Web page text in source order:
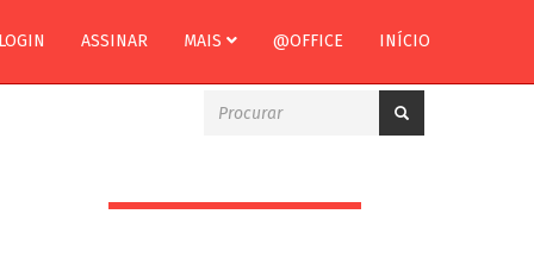
ASSINAR MAIS @OFFICE INÍCIO